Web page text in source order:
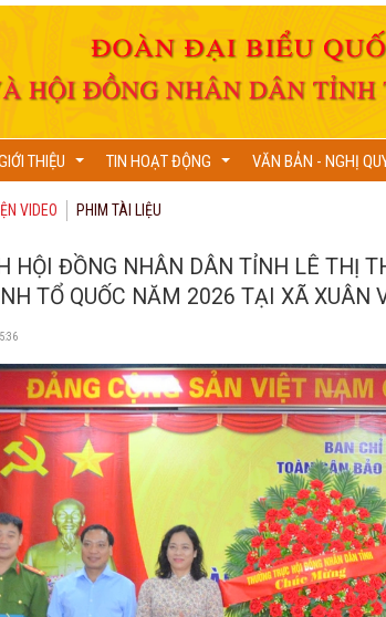
THIỆU
...
TIN HOẠT ĐỘNG
...
VĂN BẢN - NGHỊ
VIDEO PHIM TÀI LIỆU
HỘI ĐỒNG NHÂN DÂN TỈNH LÊ THỊ
TỔ QUỐC NĂM 2026 TẠI XÃ XUÂN